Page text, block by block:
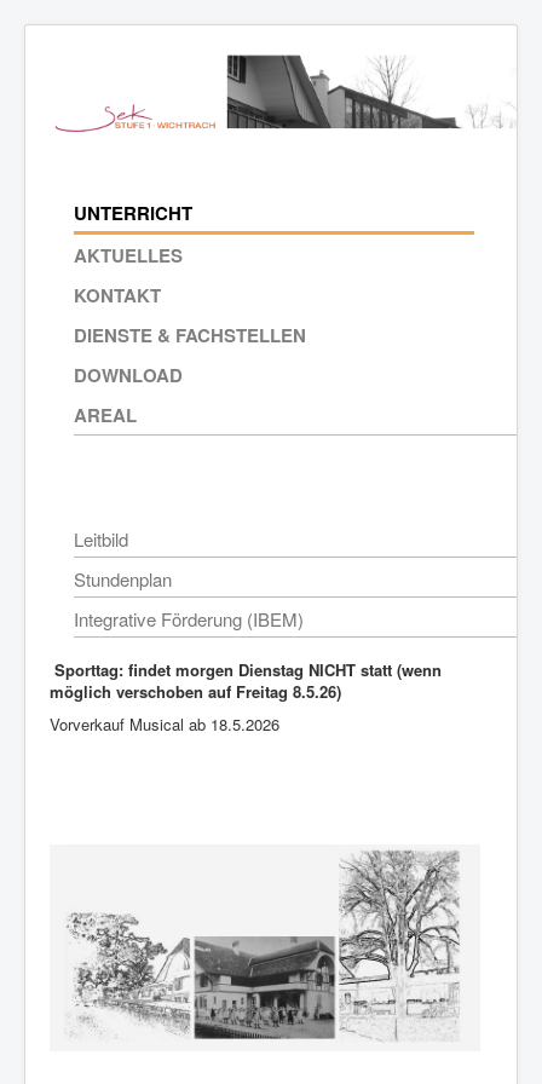
UNTERRICHT
AKTUELLES
KONTAKT
DIENSTE & FACHSTELLEN
DOWNLOAD
AREAL
Leitbild
Stundenplan
Integrative Förderung (IBEM)
Sporttag: findet morgen Dienstag NICHT statt (wenn
möglich verschoben auf Freitag 8.5.26)
Vorverkauf Musical ab 18.5.2026